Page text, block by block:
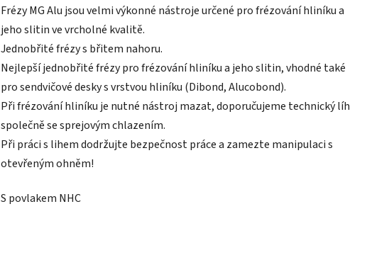
Frézy MG Alu jsou velmi výkonné nástroje určené pro frézování hliníku a
jeho slitin ve vrcholné kvalitě.
Jednobřité frézy s břitem nahoru.
Nejlepší jednobřité frézy pro frézování hliníku a jeho slitin, vhodné také
pro sendvičové desky s vrstvou hliníku (Dibond, Alucobond).
Při frézování hliníku je nutné nástroj mazat, doporučujeme technický líh
společně se sprejovým chlazením.
Při práci s lihem dodržujte bezpečnost práce a zamezte manipulaci s
otevřeným ohněm!
S povlakem NHC